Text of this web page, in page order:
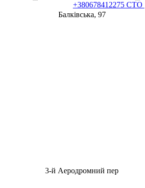
+380678412275 СТО
Балківська, 97
3-й Аеродромний пер